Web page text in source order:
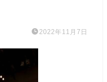
2022年11月7日